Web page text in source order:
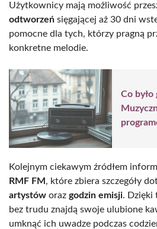
Użytkownicy mają możliwość
odtworzeń sięgającej aż 30 dni
pomocne dla tych, którzy pragną
konkretne melodie.
Co było
Kolejnym ciekawym źródłem
RMF FM , które zbiera szczegóły
artystów oraz godzin emisji. Dzięki
bez trudu znajdą swoje ulubione
umknąć ich uwadze podczas